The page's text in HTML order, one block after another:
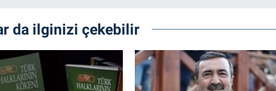
da ilginizi çekebilir